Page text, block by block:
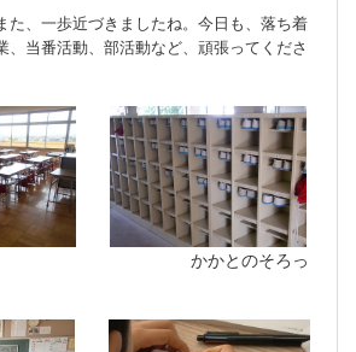
た、一歩近づきましたね。今日も、落ち着
、当番活動、部活動など、頑張ってくださ
教室 かかとのそろっ